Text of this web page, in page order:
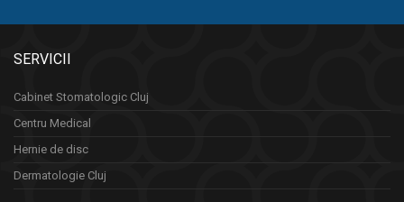
SERVICII
Cabinet Stomatologic Cluj
Centru Medical
Hernie de disc
Dermatologie Cluj